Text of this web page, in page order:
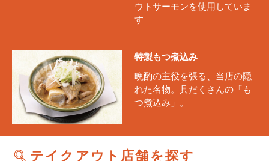
ウトサーモンを使用していま
す
特製もつ煮込み
晩酌の主役を張る、当店の隠
れた名物。具だくさんの「も
つ煮込み」。
テイクアウト店舗を探す